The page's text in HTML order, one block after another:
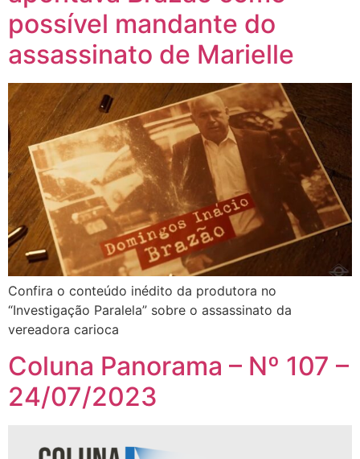
possível mandante do
assassinato de Marielle
Confira o conteúdo inédito da produtora no
“Investigação Paralela” sobre o assassinato da
vereadora carioca
Coluna Panorama – Nº 107 –
24/07/2023